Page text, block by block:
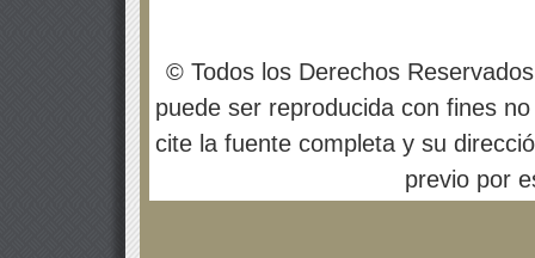
© Todos los Derechos
puede ser reproducida con fines
cite la fuente completa y su
previo por